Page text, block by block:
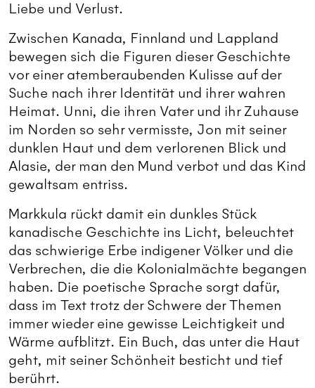
Liebe und Verlust.
Zwischen Kanada, Finnland und Lappland
bewegen sich die Figuren dieser Geschichte
vor einer atemberaubenden Kulisse auf der
Suche nach ihrer Identität und ihrer wahren
Heimat. Unni, die ihren Vater und ihr Zuhause
im Norden so sehr vermisste, Jon mit seiner
dunklen Haut und dem verlorenen Blick und
Alasie, der man den Mund verbot und das Kind
gewaltsam entriss.
Markkula rückt damit ein dunkles Stück
kanadische Geschichte ins Licht, beleuchtet
das schwierige Erbe indigener Völker und die
Verbrechen, die die Kolonialmächte begangen
haben. Die poetische Sprache sorgt dafür,
dass im Text trotz der Schwere der Themen
immer wieder eine gewisse Leichtigkeit und
Wärme aufblitzt. Ein Buch, das unter die Haut
geht, mit seiner Schönheit besticht und tief
berührt.